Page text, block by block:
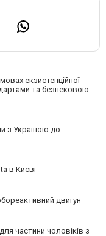
екзистенційної
та безпековою
з Україною до
в Києві
двигун
частини чоловіків з